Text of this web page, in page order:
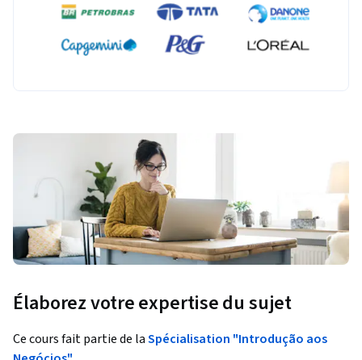
Élaborez votre expertise du sujet
Ce cours fait partie de laSpécialisation "Introdução aos